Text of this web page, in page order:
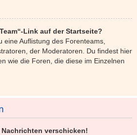
Link auf der Startseite?
eine Auflistung des Forenteams,
der Moderatoren. Du findest hier
wie die Foren, die diese im Einzelnen
verschicken!